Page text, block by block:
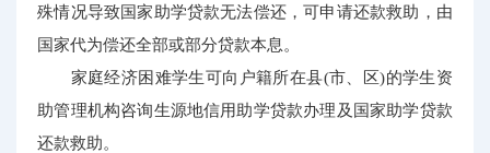
殊情况导致国家助学贷款无法偿还，可申请还款救助，由
国家代为偿还全部或部分贷款本息。
家庭经济困难学生可向户籍所在县(市、区)的学生资
助管理机构咨询生源地信用助学贷款办理及国家助学贷款
还款救助。